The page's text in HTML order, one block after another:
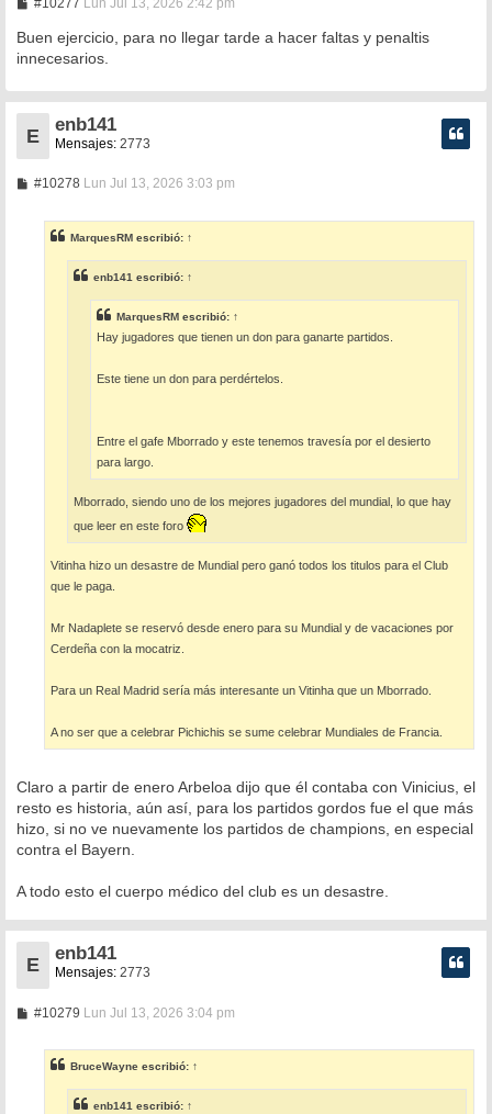
n
s
a
e
Buen ejercicio, para no llegar tarde a hacer faltas y penaltis
innecesarios.
E
enb141
Mensajes: 2773
#10278M
a
j
e
Lun Jul 13, 2026 3:03 pm
MarquesRM escribió: ↑
enb141 escribió: ↑
MarquesRM escribió: ↑
Hay jugadores que tienen un don para ganarte partidos.
Este tiene un don para perdértelos.
Entre el gafe Mborrado y este tenemos travesía por el desierto
para largo.
Mborrado, siendo uno de los mejores jugadores del mundial, lo que hay
que leer en este foro
Vitinha hizo un desastre de Mundial pero ganó todos los titulos para el Club
que le paga.
Mr Nadaplete se reservó desde enero para su Mundial y de vacaciones por
Cerdeña con la mocatriz.
Para un Real Madrid sería más interesante un Vitinha que un Mborrado.
A no ser que a celebrar Pichichis se sume celebrar Mundiales de Francia.
Claro a partir de enero Arbeloa dijo que él contaba con Vinicius, el
resto es historia, aún así, para los partidos gordos fue el que más
hizo, si no ve nuevamente los partidos de champions, en especial
contra el Bayern.
A todo esto el cuerpo médico del club es un desastre.
E
enb141
Mensajes: 2773
#10279M
a
j
e
Lun Jul 13, 2026 3:04 pm
BruceWayne escribió: ↑
enb141 escribió: ↑